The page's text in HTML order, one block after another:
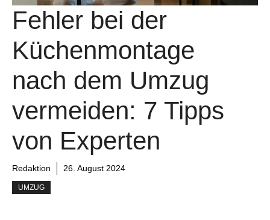
Fehler bei der
Küchenmontage
nach dem Umzug
vermeiden: 7 Tipps
von Experten
Redaktion 26. August 2024
UMZUG